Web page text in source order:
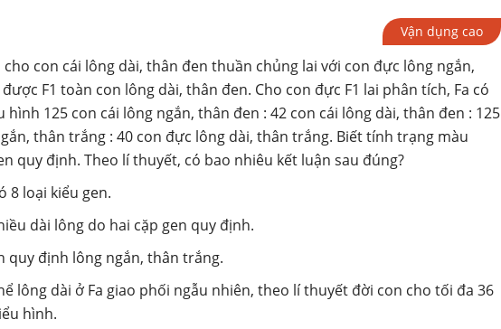
con cái lông dài, thân đen :
đực lông ngắn, thân trắng : 40
lông dài, thân trắng. Biết tính
thân do một gen quy định.
thuyết, có bao nhiêu kết luận
1. Ở Fa tối đa có 8 loại kiểu
Tính trạng chiều dài lông do hai
quy định. 3. Có 2 kiểu gen quy
ngắn, thân trắng. 4. Cho các
Vận dụng cao
con cái lông dài, thân đen thuần chủng lai với con đực lông ngắn,
F1 toàn con lông dài, thân đen. Cho con đực F1 lai phân tích, Fa có
hình 125 con cái lông ngắn, thân đen : 42 con cái lông dài, thân đen : 125
thân trắng : 40 con đực lông dài, thân trắng. Biết tính trạng màu
quy định. Theo lí thuyết, có bao nhiêu kết luận sau đúng?
8 loại kiểu gen.
dài lông do hai cặp gen quy định.
quy định lông ngắn, thân trắng.
lông dài ở Fa giao phối ngẫu nhiên, theo lí thuyết đời con cho tối đa 36
hình.